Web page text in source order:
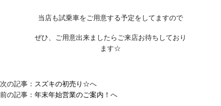
当店も試乗車をご用意する予定をしてますので
ぜひ、ご用意出来ましたらご来店お待ちしており
ます☆
次の記事： スズキの初売り☆へ
前の記事： 年末年始営業のご案内！ へ